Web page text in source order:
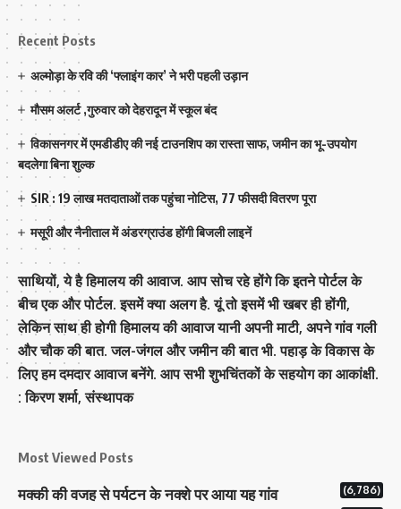
Recent Posts
अल्मोड़ा के रवि की ‘फ्लाइंग कार’ ने भरी पहली उड़ान
मौसम अलर्ट ,गुरुवार को देहरादून में स्कूल बंद
विकासनगर में एमडीडीए की नई टाउनशिप का रास्ता साफ, जमीन का भू-उपयोग
बदलेगा बिना शुल्क
SIR : 19 लाख मतदाताओं तक पहुंचा नोटिस, 77 फीसदी वितरण पूरा
मसूरी और नैनीताल में अंडरग्राउंड होंगी बिजली लाइनें
साथियों, ये है हिमालय की आवाज. आप सोच रहे होंगे कि इतने पोर्टल के
बीच एक और पोर्टल. इसमें क्या अलग है. यूं तो इसमें भी खबर ही होंगी,
लेकिन साथ ही होगी हिमालय की आवाज यानी अपनी माटी, अपने गांव गली
और चौक की बात. जल-जंगल और जमीन की बात भी. पहाड़ के विकास के
लिए हम दमदार आवाज बनेंगे. आप सभी शुभचिंतकों के सहयोग का आकांक्षी.
: किरण शर्मा, संस्‍थापक
Most Viewed Posts
मक्‍की की वजह से पर्यटन के नक्‍शे पर आया यह गांव
(6,786)